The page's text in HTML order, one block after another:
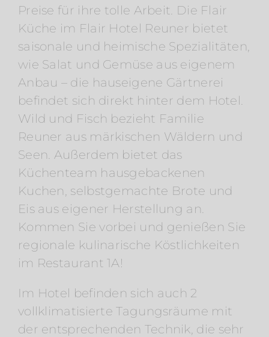
Preise für ihre tolle Arbeit. Die Flair
Küche im Flair Hotel Reuner bietet
saisonale und heimische Spezialitäten,
wie Salat und Gemüse aus eigenem
Anbau – die hauseigene Gärtnerei
befindet sich direkt hinter dem Hotel.
Wild und Fisch bezieht Familie
Reuner aus märkischen Wäldern und
Seen. Außerdem bietet das
Küchenteam hausgebackenen
Kuchen, selbstgemachte Brote und
Eis aus eigener Herstellung an.
Kommen Sie vorbei und genießen Sie
regionale kulinarische Köstlichkeiten
im Restaurant 1A!
Im Hotel befinden sich auch 2
vollklimatisierte Tagungsräume mit
der entsprechenden Technik, die sehr